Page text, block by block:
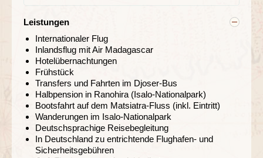
Ranomafana-Nationalpark – Heimat von Lemuren &
endemischen Vögeln
Tag 7 Ambositra – Ranomafana NP
Tag 8 Ranomafana NP
Leistungen
Internationaler Flug
Inlandsflug mit Air Madagascar
Hotelübernachtungen
Frühstück
Transfers und Fahrten im Djoser-Bus
Halbpension in Ranohira (Isalo-Nationalpark)
Bootsfahrt auf dem Matsiatra-Fluss (inkl. Eintritt)
Wanderungen im Isalo-Nationalpark
Deutschsprachige Reisebegleitung
In Deutschland zu entrichtende Flughafen- und
Sicherheitsgebühren